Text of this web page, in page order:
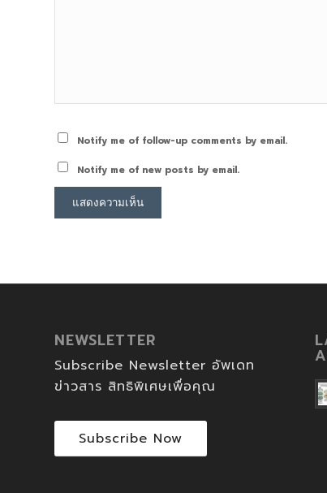
Notify me of follow-up comments by email.
Notify me of new posts by email.
NEWSLETTER
Subscribe Newsletter อัพเดท
ข่าวสาร สิทธิพิเศษเพื่อคุณ
Subscribe Now